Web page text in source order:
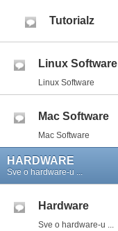
Tutorialz
Linux Software
Linux Software
Mac Software
Mac Software
HARDWARE
Sve o hardware-u ...
Hardware
Sve o hardware-u ...